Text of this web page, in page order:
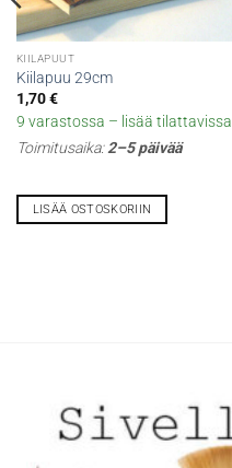
KIILAPUUT
Kiilapuu 29cm
1,70€
9 varastossa – lisää tilattavissa
Toimitusaika:2–5 päivää
LISÄÄ OSTOSKORIIN